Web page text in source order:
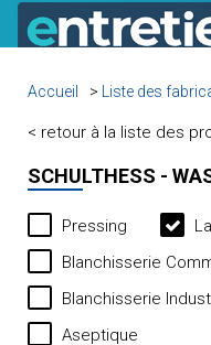
Accueil Liste des
< retour à la liste des
SCHULTHESS -
Pressing
Blanchisserie
Blanchisserie
Aseptique